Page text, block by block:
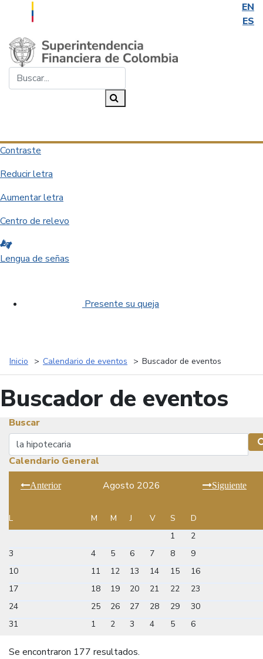
EN
ES
Saltar al contenido principal
Contraste
Reducir letra
Aumentar letra
Centro de relevo
Lengua de señas
Presente su queja
Inicio Calendario de eventos Buscador de eventos
Buscador de eventos
Buscar
Buscar
Calendario General
Anterior Agosto 2026 Siguiente
L M M J V S
D
1
2
3
4 5 6 7 8
9
10
11 12 13 14 15
16
17
18 19 20 21 22
23
24
25 26 27 28 29
30
31
1 2 3 4 5 6
Se encontraron 177 resultados.